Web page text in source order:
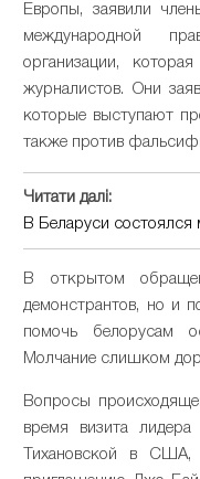
Европы, заявили
международной
организации,
журналистов. Они
которые выступают
также против
Читати далі:
В Беларуси
В открытом
демонстрантов, но и
помочь белорусам
Молчание слишком
Вопросы
время визита лидера
Тихановской в США,